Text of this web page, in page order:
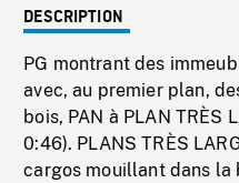
DESCRIPTION
PG montrant des
avec, au premier plan,
bois, PAN à PLAN TRÈS
0:46). PLANS TRÈS
cargos mouillant dans la